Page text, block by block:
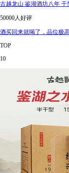
古越龙山 鉴湖酒坊八年
50000人好评
酒买回来就喝了，品位极
TOP
10